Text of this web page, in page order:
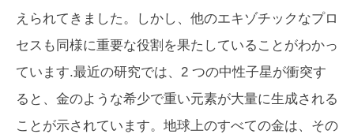
えられてきました。しかし、他のエキゾチックなプロ
セスも同様に重要な役割を果たしていることがわかっ
ています.最近の研究では、2 つの中性子星が衝突す
ると、金のような希少で重い元素が大量に生成される
ことが示されています。地球上のすべての金は、その